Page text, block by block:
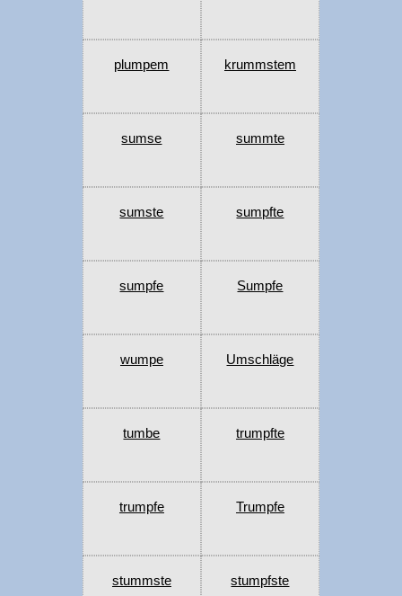
plumpem krummstem
sumse summte
sumste sumpfte
sumpfe Sumpfe
wumpe Umschläge
tumbe trumpfte
trumpfe Trumpfe
stummste stumpfste